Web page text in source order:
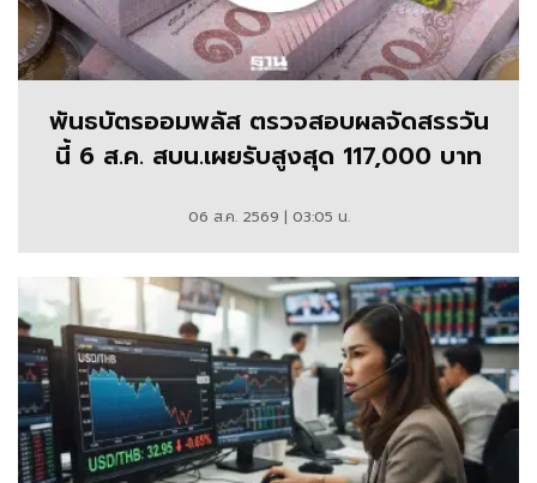
พันธบัตรออมพลัส ตรวจสอบผลจัดสรรวัน
นี้ 6 ส.ค. สบน.เผยรับสูงสุด 117,000 บาท
06 ส.ค. 2569 | 03:05 น.